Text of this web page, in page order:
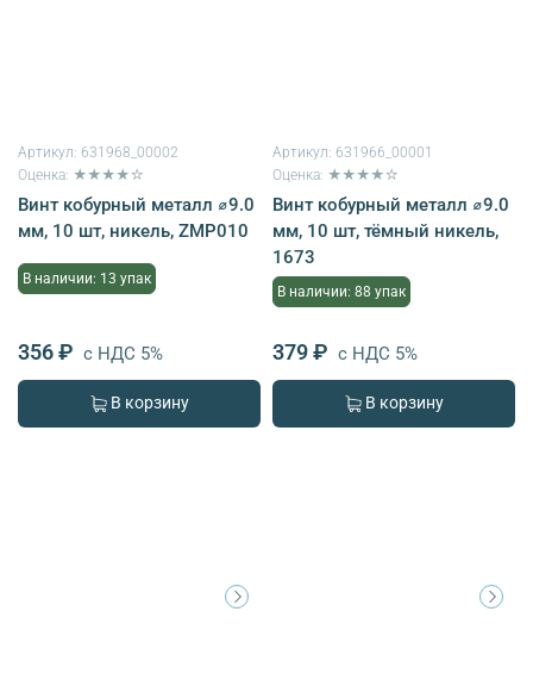
Артикул: 631968_00002
Оценка: ★★★★☆
Винт кобурный металл ⌀9.0
мм, 10 шт, никель, ZMP010
В наличии: 13 упак
356 ₽ с НДС 5%
В корзину
Артикул: 631966_00001
Оценка: ★★★★☆
Винт кобурный металл ⌀9.0
мм, 10 шт, тёмный никель,
1673
В наличии: 88 упак
379 ₽ с НДС 5%
В корзину